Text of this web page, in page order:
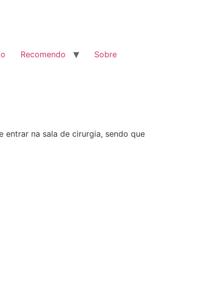
Recomendo Sobre
entrar na sala de cirurgia, sendo que